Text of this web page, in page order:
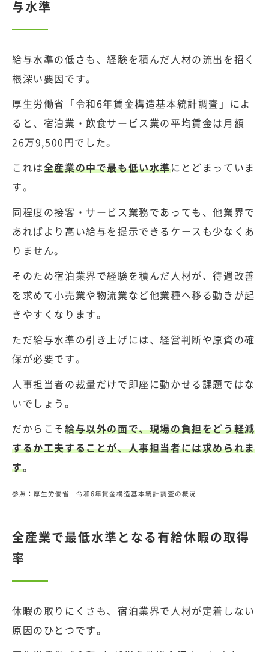
与水準
給与水準の低さも、経験を積んだ人材の流出を招く
根深い要因です。
厚生労働省「令和6年賃金構造基本統計調査」によ
ると、宿泊業・飲食サービス業の平均賃金は月額
26万9,500円でした。
これは全産業の中で最も低い水準にとどまっていま
す。
同程度の接客・サービス業務であっても、他業界で
あればより高い給与を提示できるケースも少なくあ
りません。
そのため宿泊業界で経験を積んだ人材が、待遇改善
を求めて小売業や物流業など他業種へ移る動きが起
きやすくなります。
ただ給与水準の引き上げには、経営判断や原資の確
保が必要です。
人事担当者の裁量だけで即座に動かせる課題ではな
いでしょう。
だからこそ 給与以外の面で、現場の負担をどう軽減
するか工夫することが、人事担当者には求められま
す。
参照： 厚生労働省 | 令和6年賃金構造基本統計調査の概況
全産業で最低水準となる有給休暇の取得
率
休暇の取りにくさも、宿泊業界で人材が定着しない
原因のひとつです。